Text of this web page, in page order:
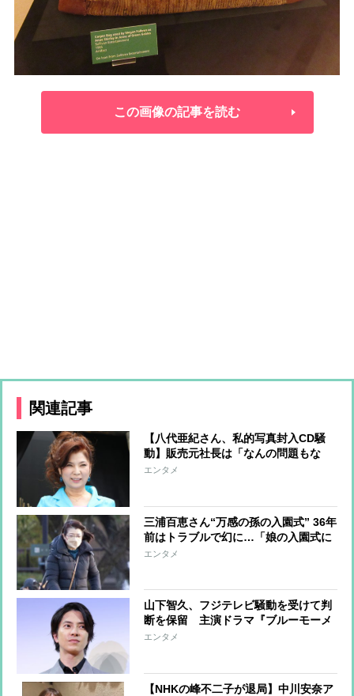
この画像の記事を読む
関連記事
【八代亜紀さん、私的写真封入CD騒
動】販売元社長は「なんの問題もな
い」、遺族らは「刑事民事問わずあら
エンタメ
三浦百恵さん“万感の孫の入園式” 36年
前はトラブルで幻に…「娘の入園式に
出席した」長男・祐太郎が当時を振り
エンタメ
山下智久、フジテレビ騒動を受けて判
断を保留 主演ドラマ『ブルーモーメ
ント』劇場版の企画が暗礁に乗り上げ
エンタメ
【NHKの峰不二子が退局】中川安奈ア